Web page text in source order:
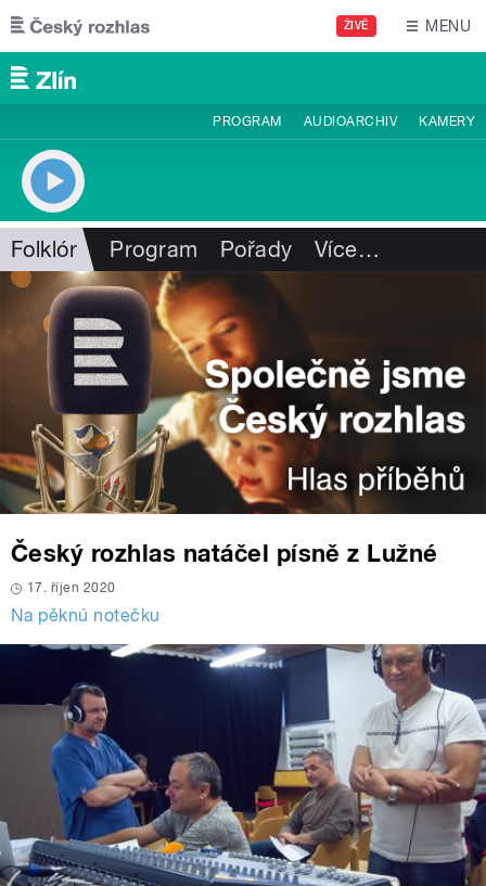
Přejít k hlavnímu obsahu
ŽIVĚ MENU
PROGRAM AUDIOARCHIV KAMERY
Folklór Program Pořady Více…
Český rozhlas natáčel písně z Lužné
17. říjen 2020
Na pěknú notečku